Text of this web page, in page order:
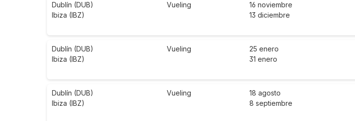
Dublín (DUB)
Ibiza (IBZ)
Vueling
16 noviembre
13 diciembre
Dublín (DUB)
Ibiza (IBZ)
Vueling
25 enero
31 enero
Dublín (DUB)
Ibiza (IBZ)
Vueling
18 agosto
8 septiembre